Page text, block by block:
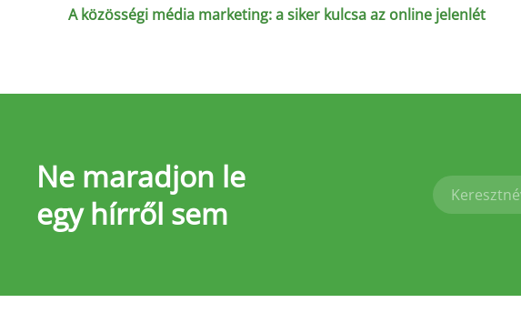
A közösségi média marketing: a siker kulcsa az online jelenlét
Ne maradjon le
egy hírről sem